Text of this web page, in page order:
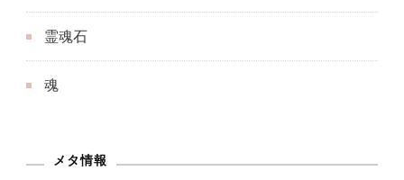
霊魂石
魂
メタ情報